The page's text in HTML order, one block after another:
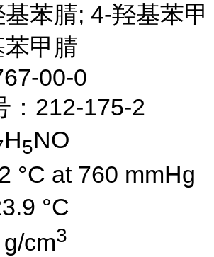
苯腈; 4-羟基苯甲
甲腈
00-0
：212-175-2
H5NO
°C at 760 mmHg
°C
cm3